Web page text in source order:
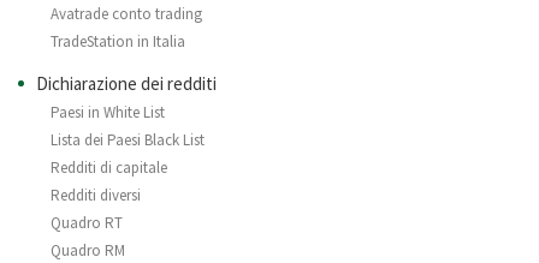
Avatrade conto trading
TradeStation in Italia
Dichiarazione dei redditi
Paesi in White List
Lista dei Paesi Black List
Redditi di capitale
Redditi diversi
Quadro RT
Quadro RM